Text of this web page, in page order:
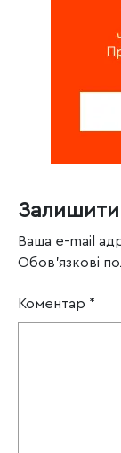
Залишити
Ваша e-mail
Обов’язкові
Коментар *